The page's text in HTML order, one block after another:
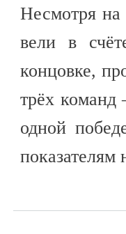
Несмотря на
вели в
концовке,
трёх команд
одной
показателям